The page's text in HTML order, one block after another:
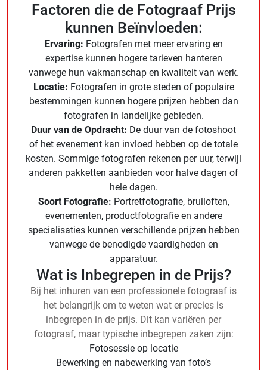
Factoren die de Fotograaf Prijs
kunnen Beïnvloeden:
Ervaring: Fotografen met meer ervaring en
expertise kunnen hogere tarieven hanteren
vanwege hun vakmanschap en kwaliteit van werk.
Locatie: Fotografen in grote steden of populaire
bestemmingen kunnen hogere prijzen hebben dan
fotografen in landelijke gebieden.
Duur van de Opdracht: De duur van de fotoshoot
of het evenement kan invloed hebben op de totale
kosten. Sommige fotografen rekenen per uur, terwijl
anderen pakketten aanbieden voor halve dagen of
hele dagen.
Soort Fotografie: Portretfotografie, bruiloften,
evenementen, productfotografie en andere
specialisaties kunnen verschillende prijzen hebben
vanwege de benodigde vaardigheden en
apparatuur.
Wat is Inbegrepen in de Prijs?
Bij het inhuren van een professionele fotograaf is
het belangrijk om te weten wat er precies is
inbegrepen in de prijs. Dit kan variëren per
fotograaf, maar typische inbegrepen zaken zijn:
Fotosessie op locatie
Bewerking en nabewerking van foto’s